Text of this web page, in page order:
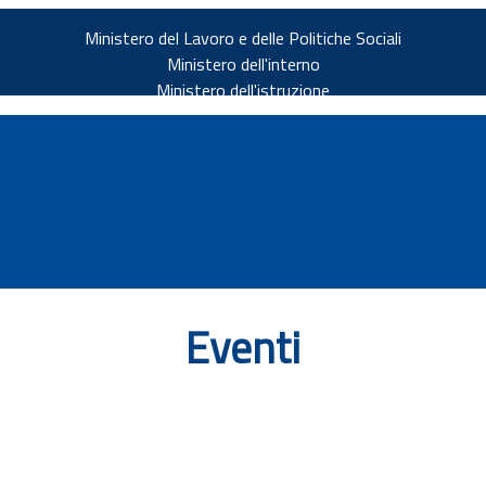
Ministero del Lavoro e delle Politiche Sociali
Ministero dell'interno
Ministero dell'istruzione
Eventi